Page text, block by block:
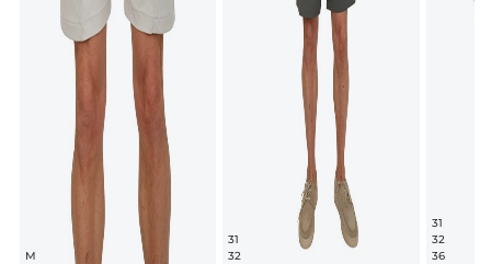
M
31
32
31
32
36